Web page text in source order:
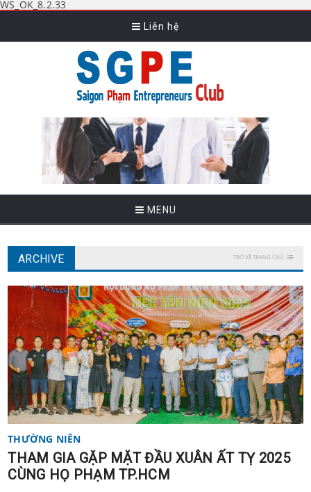
WS_OK_8.2.33
Liên hệ
MENU
ARCHIVE TRỞ VỀ TRANG CHỦ
THƯỜNG NIÊN
THAM GIA GẶP MẶT ĐẦU XUÂN ẤT TỴ 2025
CÙNG HỌ PHẠM TP.HCM